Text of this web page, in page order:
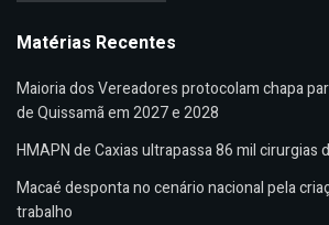
Matérias Recentes
Maioria dos Vereadores protocolam chapa
de Quissamã em 2027 e 2028
HMAPN de Caxias ultrapassa 86 mil cirurgias
Macaé desponta no cenário nacional pela
trabalho